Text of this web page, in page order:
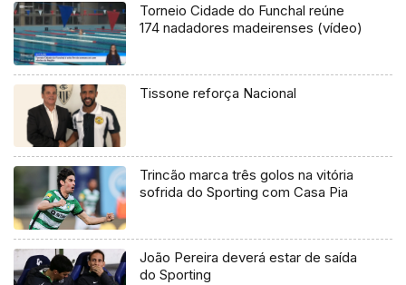
Torneio Cidade do Funchal reúne
174 nadadores madeirenses (vídeo)
Tissone reforça Nacional
Trincão marca três golos na vitória
sofrida do Sporting com Casa Pia
João Pereira deverá estar de saída
do Sporting